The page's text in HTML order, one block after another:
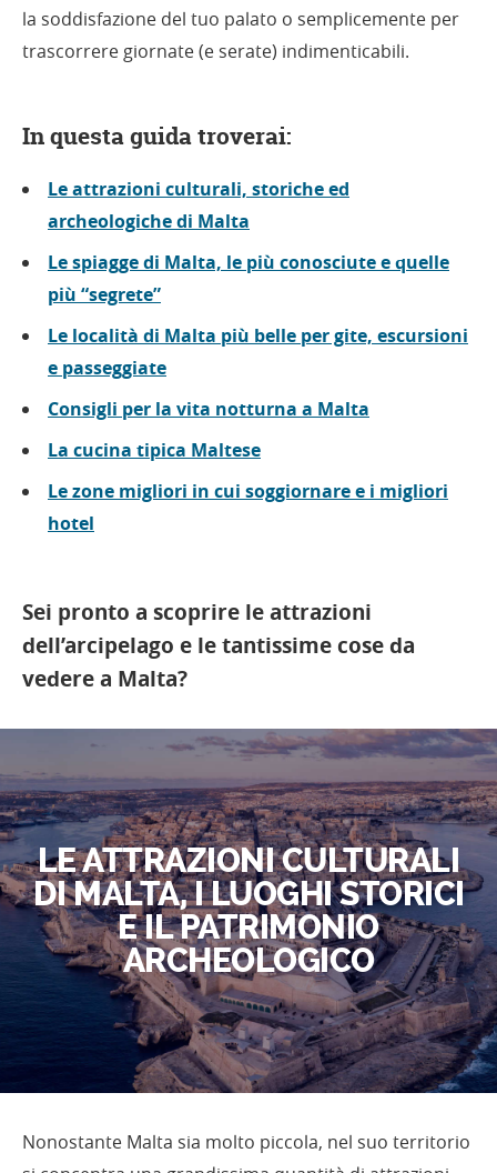
la soddisfazione del tuo palato o semplicemente per
trascorrere giornate (e serate) indimenticabili.
In questa guida troverai:
Le attrazioni culturali, storiche ed
archeologiche di Malta
Le spiagge di Malta, le più conosciute e quelle
più “segrete”
Le località di Malta più belle per gite, escursioni
e passeggiate
Consigli per la vita notturna a Malta
La cucina tipica Maltese
Le zone migliori in cui soggiornare e i migliori
hotel
Sei pronto a scoprire le attrazioni
dell’arcipelago e le tantissime cose da
vedere a Malta?
LE ATTRAZIONI CULTURALI
DI MALTA, I LUOGHI STORICI
E IL PATRIMONIO
ARCHEOLOGICO
Nonostante Malta sia molto piccola, nel suo territorio